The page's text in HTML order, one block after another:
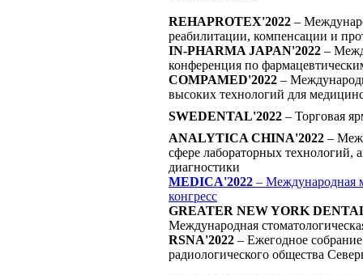
REHAPROTEX'2022 –
реабилитации, компенсации и
IN-PHARMA JAPAN'2022 –
конференция по
COMPAMED'2022 –
высоких технологий для
SWEDENTAL'2022 – Торговая
ANALYTICA CHINA'2022 –
сфере лабораторных технологий,
диагностики
MEDICA'2022 – Международная
конгресс
GREATER NEW YORK
Международная
RSNA'2022 – Ежегодное
радиологического общества